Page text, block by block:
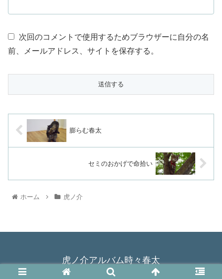
次回のコメントで使用するためブラウザーに自分の名
前、メールアドレス、サイトを保存する。
膨らむ春太
セミのおかげで命拾い
ホーム 虎ノ介
虎ノ介アルバム時々春太
© 2015 虎ノ介アルバム時々春太.